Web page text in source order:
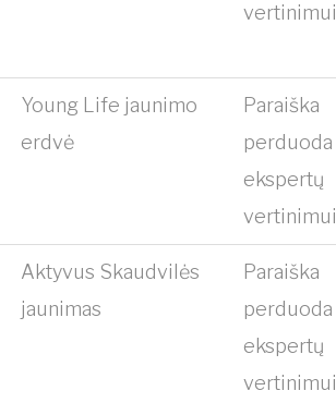
vertinimui
Young Life jaunimo
erdvė
Paraiška
perduoda
ekspertų
vertinimui
Aktyvus Skaudvilės
jaunimas
Paraiška
perduoda
ekspertų
vertinimui